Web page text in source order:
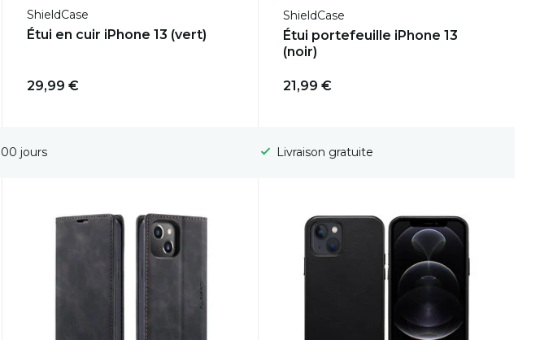
ShieldCase
Étui en cuir iPhone 13 (vert)
29,99 €
ShieldCase
Étui portefeuille iPhone 13
(noir)
21,99 €
Délai de rétractation de 100 jours